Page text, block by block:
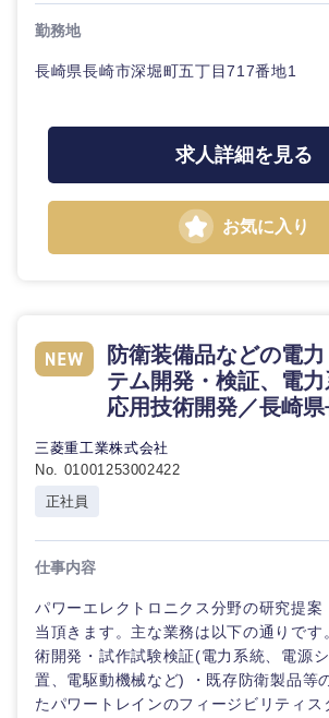
勤務地
長崎県長崎市深堀町五丁目717番地1
求人詳細を見る
お気に入り
防衛装備品などの電
テム開発・検証、電
応用技術開発／長崎
三菱重工業株式会社
No. 01001253002422
正社員
仕事内容
パワーエレクトロニクス分野の研究提案
当頂きます。主な業務は以下の通りで
術開発・試作試験検証(電力系統、電源
置、電駆動機械など) ・既存防衛製品等
たパワートレインのフィージビリティス